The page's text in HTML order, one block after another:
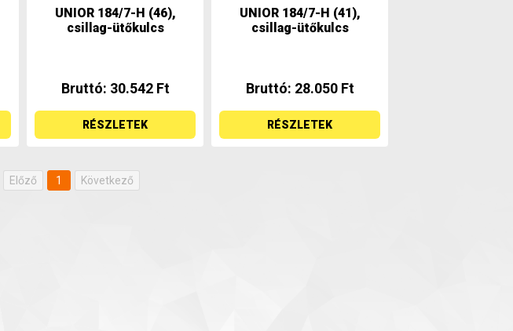
UNIOR 184/7-H (46),
csillag-ütőkulcs
Bruttó: 30.542 Ft
RÉSZLETEK
UNIOR 184/7-H (41),
csillag-ütőkulcs
Bruttó: 28.050 Ft
RÉSZLETEK
Előző 1 Következő